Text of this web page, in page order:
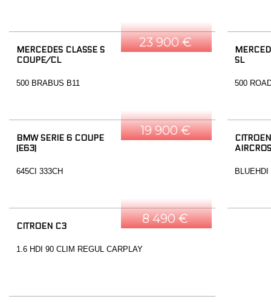
23 900 €
MERCEDES CLASSE S
COUPE/CL
500 BRABUS B11
SL
500
19 900 €
BMW SERIE 6 COUPE
(E63)
645CI 333CH
8 490 €
CITROEN C3
1.6 HDI 90 CLIM REGUL CARPLAY